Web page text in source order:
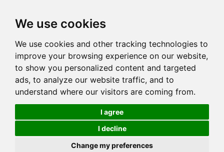
We use cookies
We use cookies and other tracking technologies to
improve your browsing experience on our website,
to show you personalized content and targeted
ads, to analyze our website traffic, and to
understand where our visitors are coming from.
I agree
I decline
Change my preferences